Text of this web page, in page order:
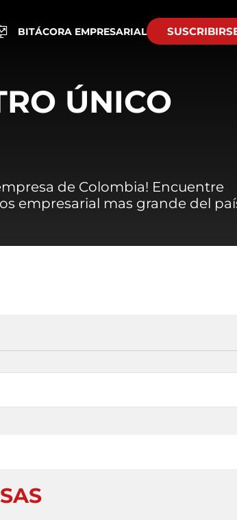
BITÁCORA EMPRESARIAL
ÚNICO
de Colombia! Encuentre
empresarial mas grande del